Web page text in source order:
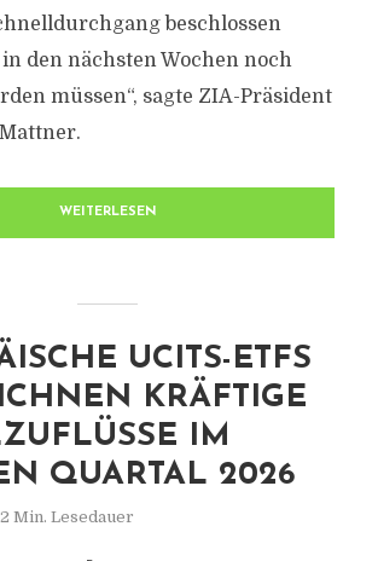
beschlossen
den nächsten Wochen noch
müssen“, sagte ZIA-Präsident
WEITERLESEN
UCITS-ETFS
KRÄFTIGE
IM
QUARTAL 2026
2 Min. Lesedauer